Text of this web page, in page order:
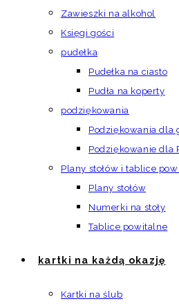
Zawieszki na alkohol
Księgi gości
pudełka
Pudełka na ciasto
Pudła na koperty
podziękowania
Podziękowania dla
Podziękowanie dla
Plany stołów i tablice
Plany stołów
Numerki na stoły
Tablice powitalne
kartki na każdą okazję
Kartki na ślub